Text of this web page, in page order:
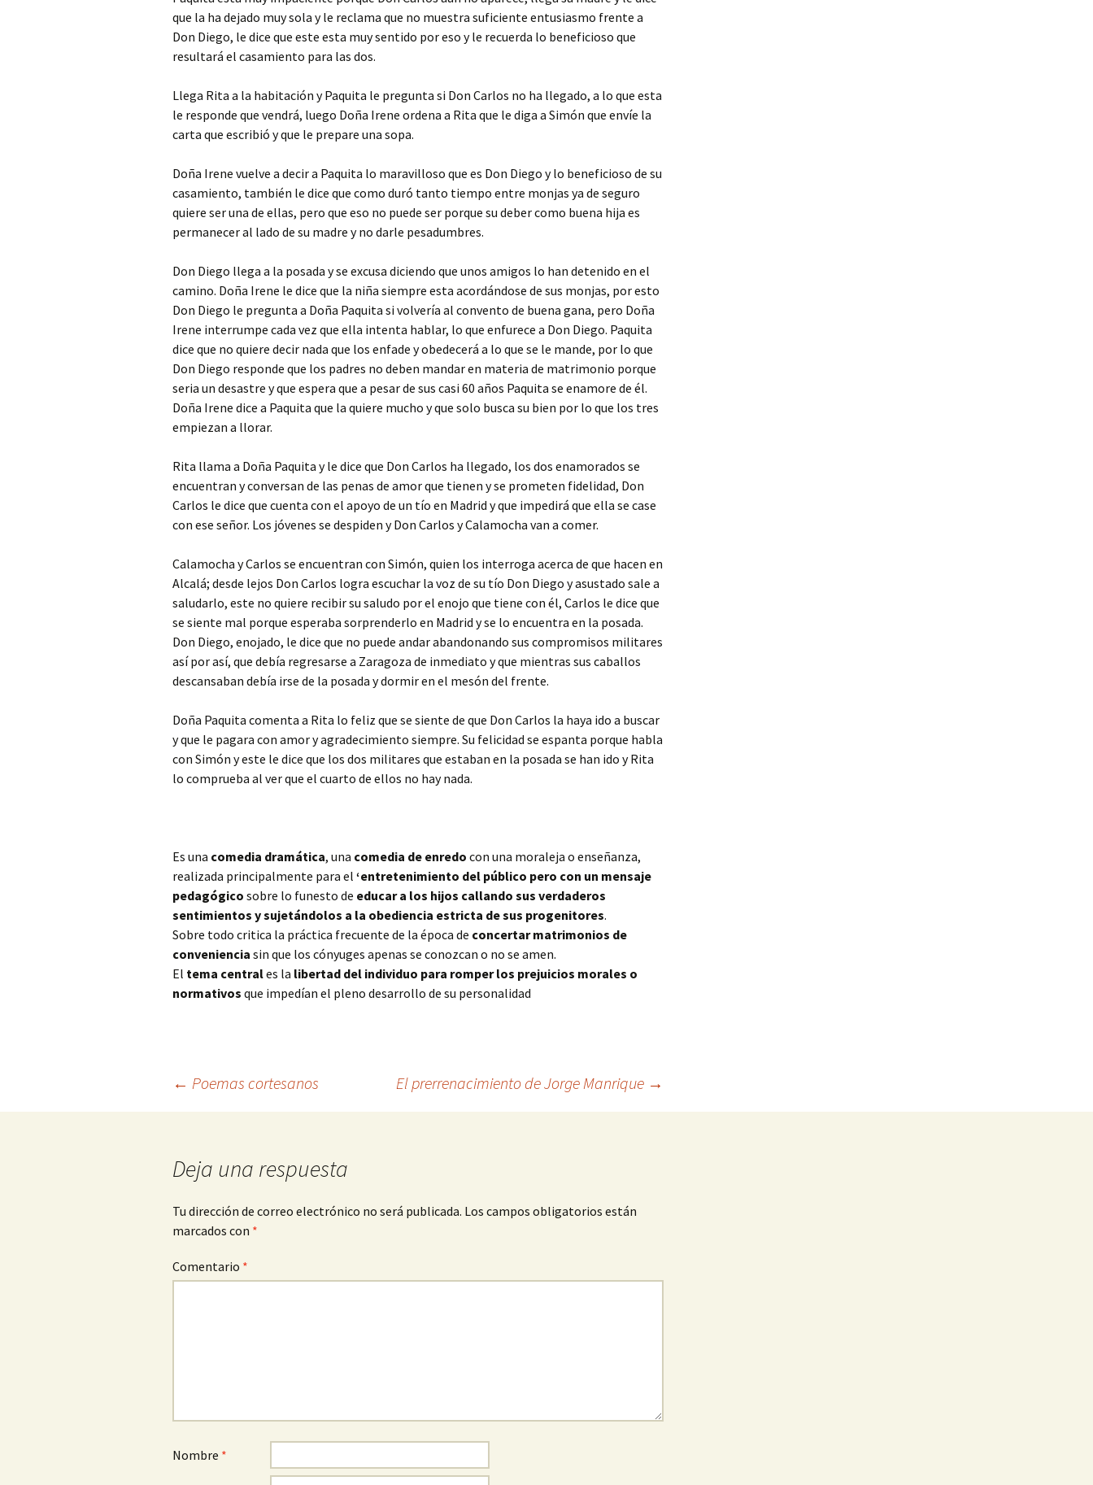
que la ha dejado muy sola y le reclama que no muestra suficiente entusiasmo frente a
Don Diego, le dice que este esta muy sentido por eso y le recuerda lo beneficioso que
resultará el casamiento para las dos.
Llega Rita a la habitación y Paquita le pregunta si Don Carlos no ha llegado, a lo que esta
le responde que vendrá, luego Doña Irene ordena a Rita que le diga a Simón que envíe la
carta que escribió y que le prepare una sopa.
Doña Irene vuelve a decir a Paquita lo maravilloso que es Don Diego y lo beneficioso de su
casamiento, también le dice que como duró tanto tiempo entre monjas ya de seguro
quiere ser una de ellas, pero que eso no puede ser porque su deber como buena hija es
permanecer al lado de su madre y no darle pesadumbres.
Don Diego llega a la posada y se excusa diciendo que unos amigos lo han detenido en el
camino. Doña Irene le dice que la niña siempre esta acordándose de sus monjas, por esto
Don Diego le pregunta a Doña Paquita si volvería al convento de buena gana, pero Doña
Irene interrumpe cada vez que ella intenta hablar, lo que enfurece a Don Diego. Paquita
dice que no quiere decir nada que los enfade y obedecerá a lo que se le mande, por lo que
Don Diego responde que los padres no deben mandar en materia de matrimonio porque
seria un desastre y que espera que a pesar de sus casi 60 años Paquita se enamore de él.
Doña Irene dice a Paquita que la quiere mucho y que solo busca su bien por lo que los tres
empiezan a llorar.
Rita llama a Doña Paquita y le dice que Don Carlos ha llegado, los dos enamorados se
encuentran y conversan de las penas de amor que tienen y se prometen fidelidad, Don
Carlos le dice que cuenta con el apoyo de un tío en Madrid y que impedirá que ella se case
con ese señor. Los jóvenes se despiden y Don Carlos y Calamocha van a comer.
Calamocha y Carlos se encuentran con Simón, quien los interroga acerca de que hacen en
Alcalá; desde lejos Don Carlos logra escuchar la voz de su tío Don Diego y asustado sale a
saludarlo, este no quiere recibir su saludo por el enojo que tiene con él, Carlos le dice que
se siente mal porque esperaba sorprenderlo en Madrid y se lo encuentra en la posada.
Don Diego, enojado, le dice que no puede andar abandonando sus compromisos militares
así por así, que debía regresarse a Zaragoza de inmediato y que mientras sus caballos
descansaban debía irse de la posada y dormir en el mesón del frente.
Doña Paquita comenta a Rita lo feliz que se siente de que Don Carlos la haya ido a buscar
y que le pagara con amor y agradecimiento siempre. Su felicidad se espanta porque habla
con Simón y este le dice que los dos militares que estaban en la posada se han ido y Rita
lo comprueba al ver que el cuarto de ellos no hay nada.
Es una comedia dramática, una comedia de enredo con una moraleja o enseñanza,
realizada principalmente para el ‘entretenimiento del público pero con un mensaje
pedagógico sobre lo funesto de educar a los hijos callando sus verdaderos
sentimientos y sujetándolos a la obediencia estricta de sus progenitores.
Sobre todo critica la práctica frecuente de la época de concertar matrimonios de
conveniencia sin que los cónyuges apenas se conozcan o no se amen.
El tema centrales la libertad del individuo para romper los prejuicios morales o
normativos que impedían el pleno desarrollo de su personalidad
Navegación
← Poemas cortesanos El prerrenacimiento de Jorge Manrique →
Deja una respuesta
Tu dirección de correo electrónico no será publicada. Los campos obligatorios están
marcados con *
Comentario *
Nombre *